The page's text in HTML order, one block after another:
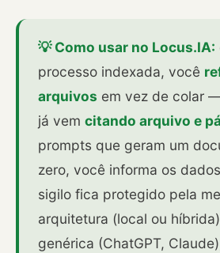
💡 Como usar no Locus.IA:
processo indexada, você
arquivos em vez de colar
já vem citando arquivo e
prompts que geram um
zero, você informa os
sigilo fica protegido pela
arquitetura (local ou
genérica (ChatGPT,